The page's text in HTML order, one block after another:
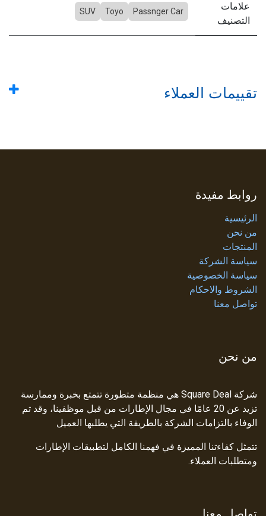
علامات
التصنيف
Passnger Car
Toyo
SUV
تقييمات العملاء
روابط مفيدة
الرئيسية
من نحن
المنتجات
سياسة الشركة
سياسة الخصوصية
الشروط والاحكام
تواصل معنا
من نحن
شركة Square Deal هي منظمة متطورة تتمتع بخبرة وممارسة
تزيد عن 20 عامًا في مجال الإطارات من قبل موظفينا، وقد تم
الوفاء بالتزامات الشركة بالطريقة التي يطلبها العميل
تتمثل كفاءتنا المميزة في فهمنا الكامل لتطبيقات الإطارات
ومتطلبات العملاء.